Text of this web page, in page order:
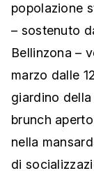
popolazione
– sostenuto
Bellinzona –
marzo dalle
giardino
brunch
nella
di